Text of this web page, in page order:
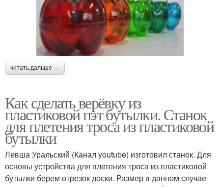
читать дальше →
Как сделать верёвку из
пластиковой пэт бутылки. Станок
для плетения троса из пластиковой
бутылки
Левша Уральский (Канал youtube) изготовил станок. Для
основы устройства для плетения троса из пластиковой
бутылки берем отрезок доски. Размер в данном случае